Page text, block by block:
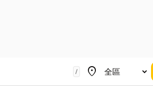
/ place
地區